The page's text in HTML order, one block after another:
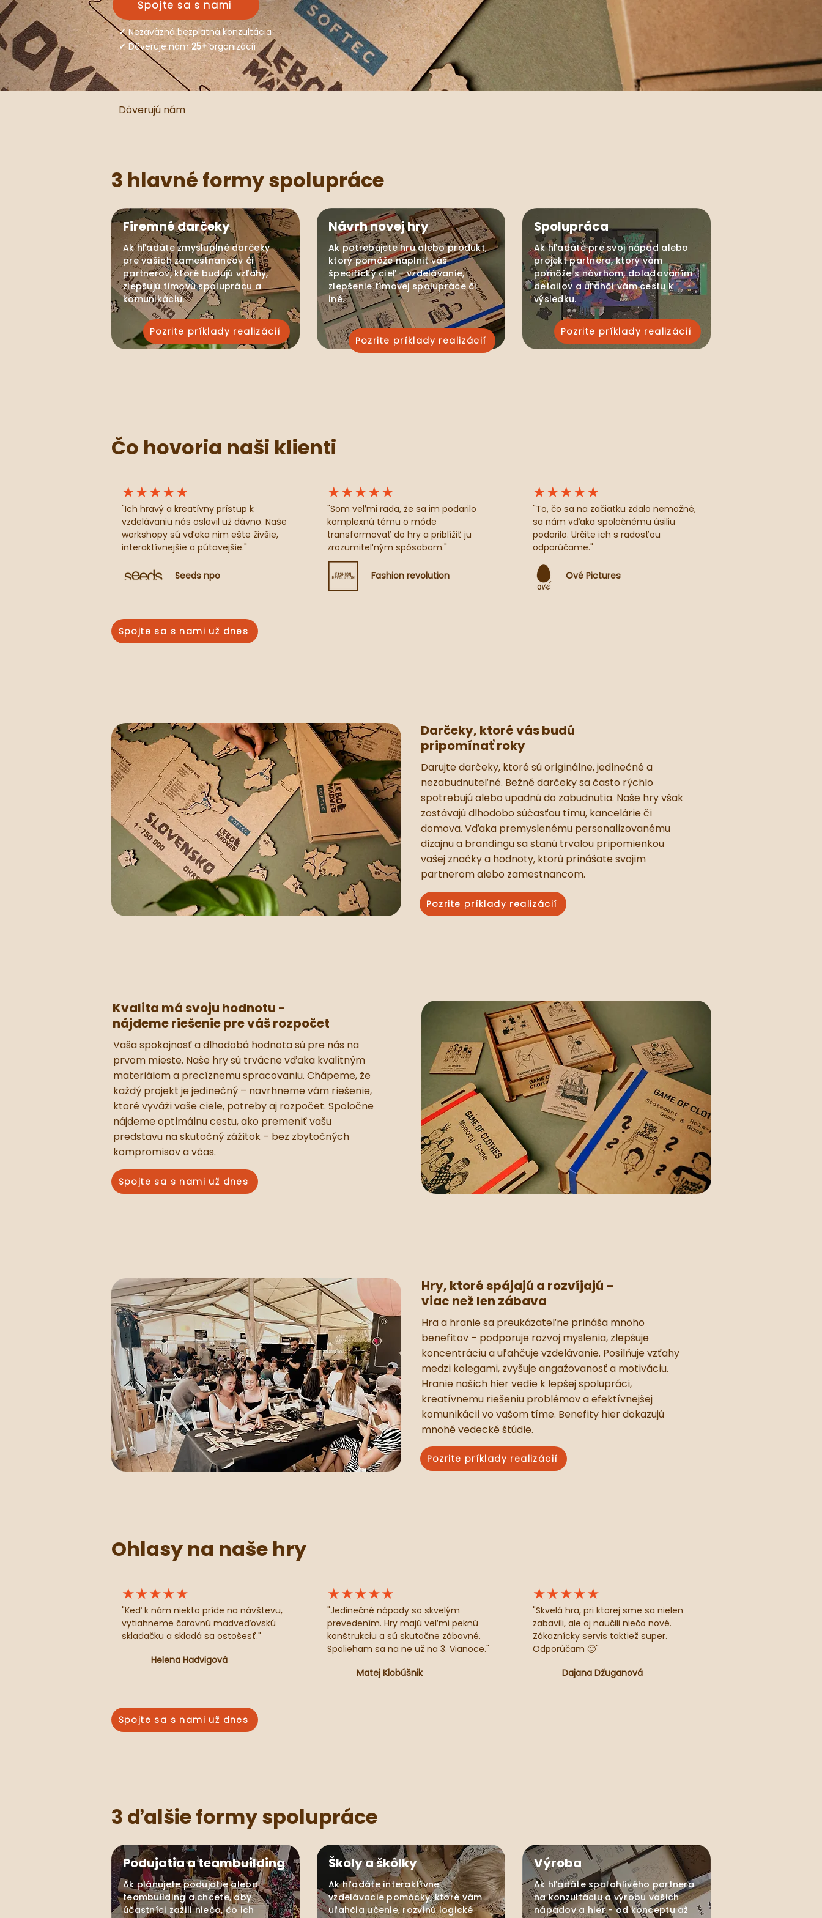
Spojte sa s nami
✓Nezáväzná bezplatná konzultácia
✓Dôveruje nám25+organizácií
Dôverujú nám
3 hlavné formy spolupráce
Firemné darčeky
Ak hľadáte zmysluplné darčeky
pre vašich zamestnancov či
partnerov, ktoré budujú vzťahy,
zlepšujú tímovú spoluprácu a
komunikáciu.
Pozrite príklady realizácií
Návrh novej hry
Ak potrebujete hru alebo produkt,
ktorý pomôže naplniť váš
špecifický cieľ - vzdelávanie,
zlepšenie tímovej spolupráce či
iné.
Pozrite príklady realizácií
Spolupráca
Ak hľadáte pre svoj nápad alebo
projekt partnera, ktorý vám
pomôže s návrhom, dolaďovaním
detailov a uľahčí vám cestu k
výsledku.
Pozrite príklady realizácií
Čo hovoria naši klienti
★★★★★
​"Ich hravý a kreatívny prístup k
vzdelávaniu nás oslovil už dávno. Naše
workshopy sú vďaka nim ešte živšie,
interaktívnejšie a pútavejšie."
Seeds npo
★★★★★
"Som veľmi rada, že sa im podarilo
komplexnú tému o móde
transformovať do hry a priblížiť ju
zrozumiteľným spôsobom."
Fashion revolution
★★★★★
"To, čo sa na začiatku zdalo nemožné,
sa nám vďaka spoločnému úsiliu
podarilo. Určite ich s radosťou
odporúčame."
Ové Pictures
Spojte sa s nami už dnes
Darčeky, ktoré vás budú
pripomínať roky
Darujte darčeky, ktoré sú originálne, jedinečné a
nezabudnuteľné. Bežné darčeky sa často rýchlo
spotrebujú alebo upadnú do zabudnutia. Naše hry však
zostávajú dlhodobo súčasťou tímu, kancelárie či
domova. Vďaka premyslenému personalizovanému
dizajnu a brandingu sa stanú trvalou pripomienkou
vašej značky a hodnoty, ktorú prinášate svojim
partnerom alebo zamestnancom.
Pozrite príklady realizácií
Kvalita má svoju hodnotu -
nájdeme riešenie pre váš rozpočet
Vaša spokojnosť a dlhodobá hodnota sú pre nás na
prvom mieste. Naše hry sú trvácne vďaka kvalitným
materiálom a precíznemu spracovaniu. Chápeme, že
každý projekt je jedinečný – navrhneme vám riešenie,
ktoré vyváži vaše ciele, potreby aj rozpočet. Spoločne
nájdeme optimálnu cestu, ako premeniť vašu
predstavu na skutočný zážitok – bez zbytočných
kompromisov a včas.
Spojte sa s nami už dnes
Hry, ktoré spájajú a rozvíjajú –
viac než len zábava
Hra a hranie sa preukázateľne prináša mnoho
benefitov – podporuje rozvoj myslenia, zlepšuje
koncentráciu a uľahčuje vzdelávanie. Posilňuje vzťahy
medzi kolegami, zvyšuje angažovanosť a motiváciu.
Hranie našich hier vedie k lepšej spolupráci,
kreatívnemu riešeniu problémov a efektívnejšej
komunikácii vo vašom tíme. Benefity hier dokazujú
mnohé vedecké štúdie.
Pozrite príklady realizácií
Ohlasy na naše hry
★★★★★
"Keď k nám niekto príde na návštevu,
vytiahneme čarovnú mädveďovskú
skladačku a skladá sa ostošesť."
Helena Hadvigová
★★★★★
"Jedinečné nápady so skvelým
prevedením. Hry majú veľmi peknú
konštrukciu a sú skutočne zábavné.
Spolieham sa na ne už na 3. Vianoce."
Matej Klobúšnik
★★★★★
"Skvelá hra, pri ktorej sme sa nielen
zabavili, ale aj naučili niečo nové.
Zákaznícky servis taktiež super.
Odporúčam 🙂"
Dajana Džuganová
Spojte sa s nami už dnes
3 ďalšie formy spolupráce
Podujatia a teambuilding
Ak plánujete podujatie alebo
teambuilding a chcete, aby
účastníci zažili niečo, čo ich
Školy a škôlky
Ak hľadáte interaktívne
vzdelávacie pomôcky, ktoré vám
uľahčia učenie, rozvinú logické
Výroba
Ak hľadáte spoľahlivého partnera
na konzultáciu a výrobu vašich
nápadov a hier - od konceptu až